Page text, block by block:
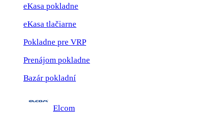
eKasa pokladne
eKasa tlačiarne
Pokladne pre VRP
Prenájom pokladne
Bazár pokladní
Elcom